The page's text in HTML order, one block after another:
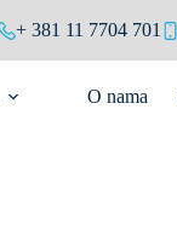
+ 381 11 7704 701
O nama